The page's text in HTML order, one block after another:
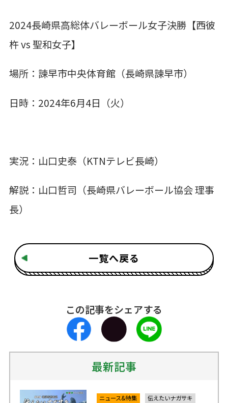
2024長崎県高総体バレーボール女子決勝【西彼
杵 vs 聖和女子】
場所：諫早市中央体育館（長崎県諫早市）
日時：2024年6月4日（火）
実況：山口史泰（KTNテレビ長崎）
解説：山口哲司（長崎県バレーボール協会 理事
長）
一覧へ戻る
この記事をシェアする
最新記事
ニュース&特集 伝えたいナガサキ